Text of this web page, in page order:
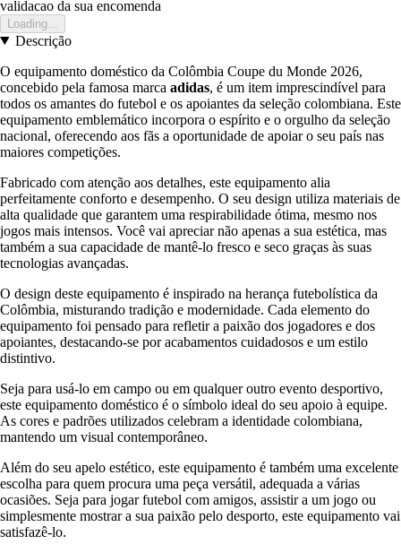
validacao da sua encomenda
Loading...
Descrição
O equipamento doméstico da Colômbia Coupe du Monde 2026,
concebido pela famosa marca adidas, é um item imprescindível para
todos os amantes do futebol e os apoiantes da seleção colombiana. Este
equipamento emblemático incorpora o espírito e o orgulho da seleção
nacional, oferecendo aos fãs a oportunidade de apoiar o seu país nas
maiores competições.
Fabricado com atenção aos detalhes, este equipamento alia
perfeitamente conforto e desempenho. O seu design utiliza materiais de
alta qualidade que garantem uma respirabilidade ótima, mesmo nos
jogos mais intensos. Você vai apreciar não apenas a sua estética, mas
também a sua capacidade de mantê-lo fresco e seco graças às suas
tecnologias avançadas.
O design deste equipamento é inspirado na herança futebolística da
Colômbia, misturando tradição e modernidade. Cada elemento do
equipamento foi pensado para refletir a paixão dos jogadores e dos
apoiantes, destacando-se por acabamentos cuidadosos e um estilo
distintivo.
Seja para usá-lo em campo ou em qualquer outro evento desportivo,
este equipamento doméstico é o símbolo ideal do seu apoio à equipe.
As cores e padrões utilizados celebram a identidade colombiana,
mantendo um visual contemporâneo.
Além do seu apelo estético, este equipamento é também uma excelente
escolha para quem procura uma peça versátil, adequada a várias
ocasiões. Seja para jogar futebol com amigos, assistir a um jogo ou
simplesmente mostrar a sua paixão pelo desporto, este equipamento vai
satisfazê-lo.